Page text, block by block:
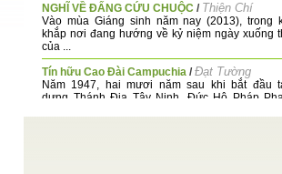
NGHĨ VỀ ĐẤNG CỨU CHUỘC / Thiện Chí
Vào mùa Giáng sinh năm nay (2013), trong
khắp nơi đang hướng về kỷ niệm ngày xuống
của ...
Tín hữu Cao Đài Campuchia /Đạt Tường
Năm 1947, hai mươi năm sau khi bắt đầu
dựng Thánh Địa Tây Ninh, Đức Hộ Pháp